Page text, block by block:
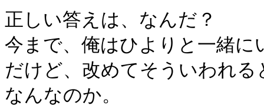
正しい答えは、なんだ？
今まで、俺はひよりと一緒
だけど、改めてそういわれ
なんなのか。